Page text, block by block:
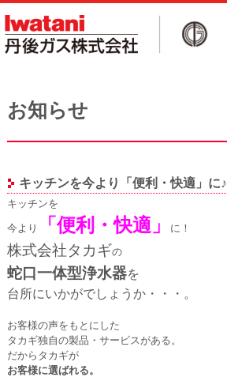
お知らせ
キッチンを今より「便利・快適」に♪
キッチンを
今より 「便利・快適」 に！
株式会社タカギの
蛇口一体型浄水器を
台所にいかがでしょうか・・・。
お客様の声をもとにした
タカギ独自の製品・サービスがある。
だからタカギが
お客様に選ばれる。